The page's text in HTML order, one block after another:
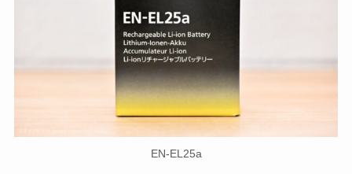
EN-EL25a